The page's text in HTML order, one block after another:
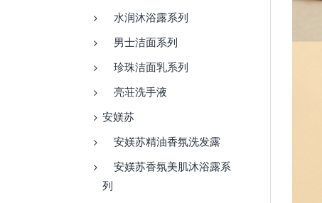
水润沐浴露系列
男士洁面系列
珍珠洁面乳系列
亮荘洗手液
安媄苏
安媄苏精油香氛洗发露
安媄苏香氛美肌沐浴露系
列